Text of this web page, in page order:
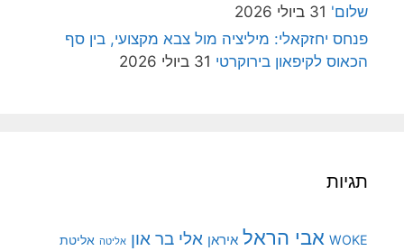
שלום' 31 ביולי 2026
פנחס יחזקאלי: מיליציה מול צבא מקצועי, בין סף
הכאוס לקיפאון בירוקרטי 31 ביולי 2026
תגיות
WOKE אבי הראל איראן אלי בר און אליטה אליטת